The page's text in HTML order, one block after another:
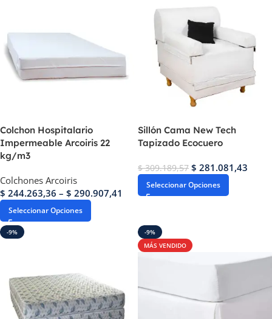
Colchon Hospitalario
Impermeable Arcoiris 22
kg/m3
Colchones Arcoiris
$ 244.263,36 – $ 290.907,41
Seleccionar Opciones
Sillón Cama New Tech
Tapizado Ecocuero
$309.189,57 $ 281.081,43
Seleccionar Opciones
-9%
-9%
MÁS VENDIDO